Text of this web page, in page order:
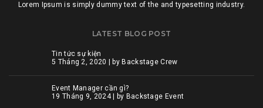
Lorem Ipsum is simply dummy text of the and typesetting industry.
LATEST BLOG POST
Tin tức sự kiện
5 Tháng 2, 2020 | by Backstage Crew
Event Manager cần gì?
19 Tháng 9, 2024 | by Backstage Event